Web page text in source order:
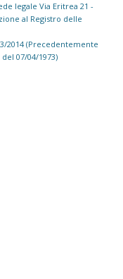
legale Via Eritrea 21 -
al Registro delle
2014 (Precedentemente
07/04/1973)